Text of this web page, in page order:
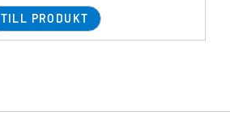
TILL PRODUKT